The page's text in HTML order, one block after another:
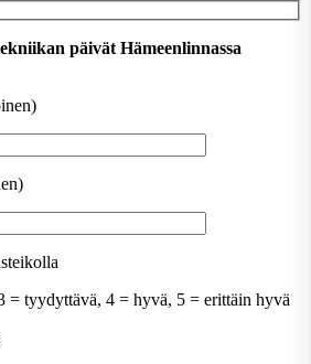
päivät Hämeenlinnassa
= tyydyttävä, 4 = hyvä, 5 = erittäin hyvä